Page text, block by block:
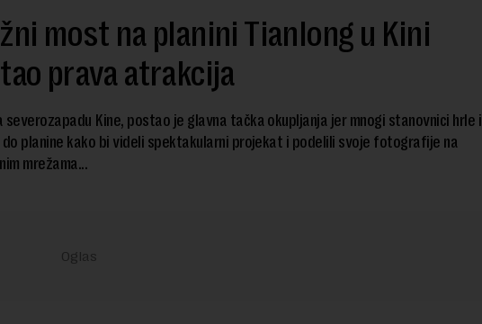
most na planini Tianlong u Kini
prava atrakcija
severozapadu Kine, postao je glavna tačka okupljanja jer mnogi stanovnici hrle i
do planine kako bi videli spektakularni projekat i podelili svoje fotografije na
mrežama...